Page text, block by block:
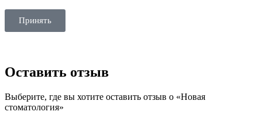
Принять
Оставить отзыв
Выберите, где вы хотите оставить отзыв о «Новая
стоматология»